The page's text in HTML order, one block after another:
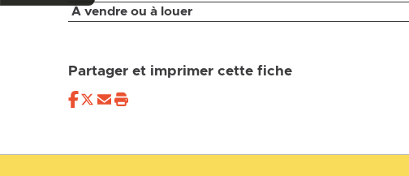
À vendre ou à louer
Partager et imprimer cette fiche